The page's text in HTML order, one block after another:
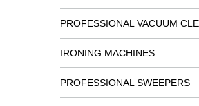
PROFESSIONAL VACUUM
IRONING MACHINES
PROFESSIONAL SWEEPERS